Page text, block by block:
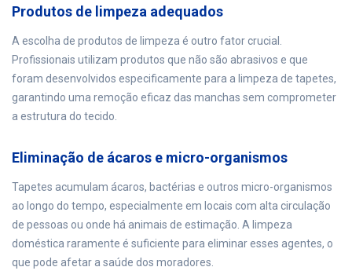
Produtos de limpeza adequados
A escolha de produtos de limpeza é outro fator crucial.
Profissionais utilizam produtos que não são abrasivos e que
foram desenvolvidos especificamente para a limpeza de tapetes,
garantindo uma remoção eficaz das manchas sem comprometer
a estrutura do tecido.
Eliminação de ácaros e micro-organismos
Tapetes acumulam ácaros, bactérias e outros micro-organismos
ao longo do tempo, especialmente em locais com alta circulação
de pessoas ou onde há animais de estimação. A limpeza
doméstica raramente é suficiente para eliminar esses agentes, o
que pode afetar a saúde dos moradores.